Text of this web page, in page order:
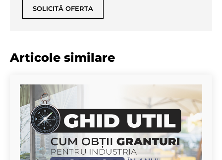
SOLICITĂ OFERTA
Articole similare